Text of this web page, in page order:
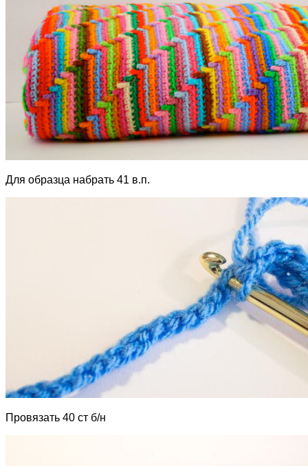
Для образца набрать 41 в.п.
Провязать 40 ст б/н